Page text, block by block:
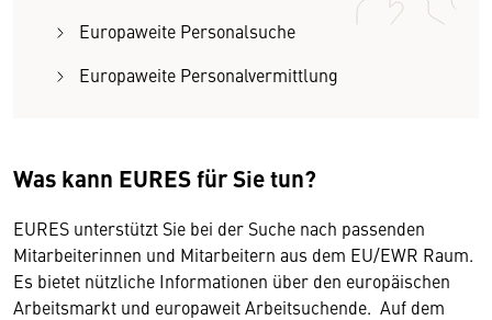
Europaweite Personalsuche
Europaweite Personalvermittlung
Was kann EURES für Sie tun?
EURES unterstützt Sie bei der Suche nach passenden
Mitarbeiterinnen und Mitarbeitern aus dem EU/EWR Raum.
Es bietet nützliche Informationen über den europäischen
Arbeitsmarkt und europaweit Arbeitsuchende. Auf dem